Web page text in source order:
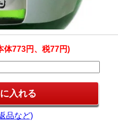
体773円、税77円)
品など)